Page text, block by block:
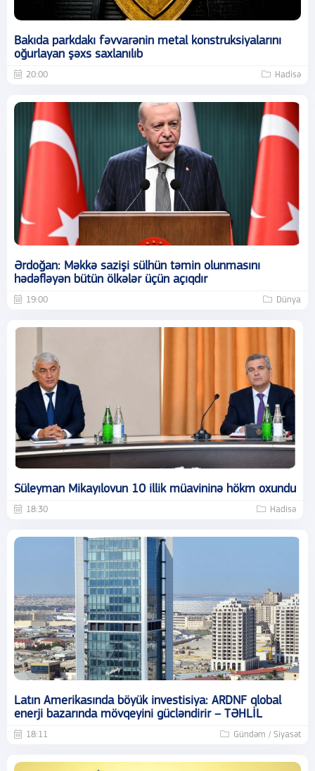
Bakıda parkdakı fəvvarənin metal konstruksiyalarını
oğurlayan şəxs saxlanılıb
20:00 Hadisə
Ərdoğan: Məkkə sazişi sülhün təmin olunmasını
hədəfləyən bütün ölkələr üçün açıqdır
19:00 Dünya
Süleyman Mikayılovun 10 illik müavininə hökm oxundu
18:30 Hadisə
Latın Amerikasında böyük investisiya: ARDNF qlobal
enerji bazarında mövqeyini gücləndirir – TƏHLİL
18:11 Gündəm / Siyasət